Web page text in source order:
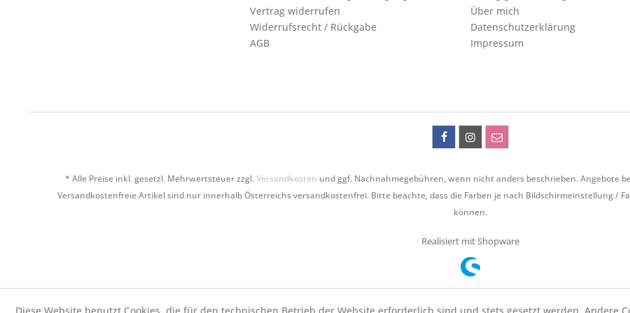
Vertrag widerrufen
Widerrufsrecht / Rückgabe
AGB
Über mich
Datenschutzerklärung
Impressum
* Alle Preise inkl. gesetzl. Mehrwertsteuer zzgl.Versandkosten und ggf. Nachnahmegebühren, wenn nicht anders beschrieben. Angebote
Versandkostenfreie Artikel sind nur innerhalb Österreichs versandkostenfrei. Bitte beachte, dass die Farben je nach Bildschirmeinstellung /
können.
Realisiert mit Shopware